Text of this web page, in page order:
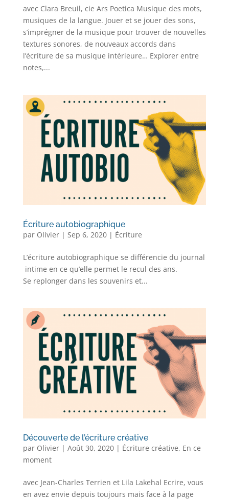
avec Clara Breuil, cie Ars Poetica Musique des mots,
musiques de la langue. Jouer et se jouer des sons,
s’imprégner de la musique pour trouver de nouvelles
textures sonores, de nouveaux accords dans
l’écriture de sa musique intérieure… Explorer entre
notes,...
Écriture autobiographique
par Olivier| Sep 6, 2020| Écriture
L’écriture autobiographique se différencie du journal
intime en ce qu’elle permet le recul des ans.
Se replonger dans les souvenirs et...
Découverte de l’écriture créative
par Olivier| Août 30, 2020| Écriture créative, En ce
moment
avec Jean-Charles Terrien et Lila Lakehal Ecrire, vous
en avez envie depuis toujours mais face à la page